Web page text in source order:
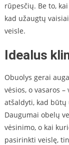
rūpesčių. Be to,
kad užaugtų
veisle.
Idealus
Obuolys gerai
vėsios, o vasaros
atšaldyti, kad
Daugumai obelų
vėsinimo, o kai
pasirinkti veislę,